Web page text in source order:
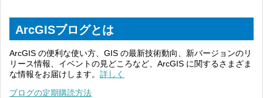
ArcGISブログとは
ArcGIS の便利な使い方、GIS の最新技術動向、新バージョンのリ
リース情報、イベントの見どころなど、ArcGIS に関するさまざま
な情報をお届けします。 詳しく
ブログの定期購読方法